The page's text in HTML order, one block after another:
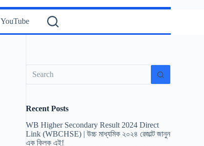
YouTube
results
Recent Posts
WB Higher Secondary Result 2024 Direct
Link (WBCHSE) | উচ্চ মাধ্যমিক ২০২৪ রেজাল্ট জানুন
এক ক্লিক এই!